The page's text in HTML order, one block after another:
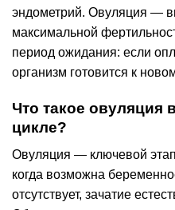
эндометрий. Овуляция —
максимальной
период ожидания: если
организм готовится к
Что такое овуляция
цикле?
Овуляция — ключевой
когда возможна
отсутствует, зачатие